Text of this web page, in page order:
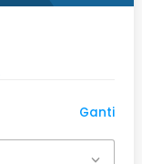
Ganti